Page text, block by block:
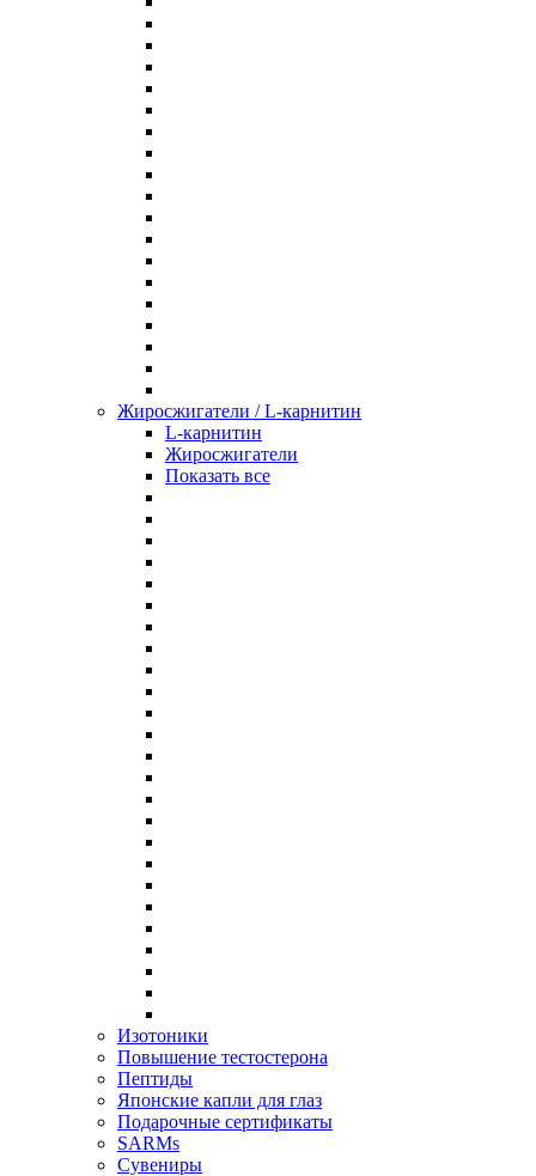
Жиросжигатели / L-карнитин
L-карнитин
Жиросжигатели
Показать все
Изотоники
Повышение тестостерона
Пептиды
Японские капли для глаз
Подарочные сертификаты
SARMs
Сувениры